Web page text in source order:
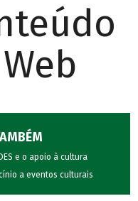
e o apoio à cultura
a eventos culturais